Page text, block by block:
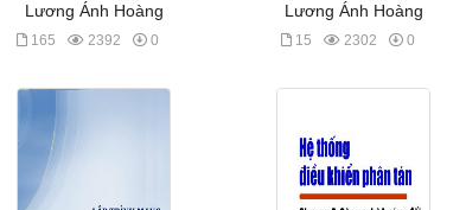
Lương Ánh Hoàng
165 2392 0
Lương Ánh Hoàng
15 2302 0